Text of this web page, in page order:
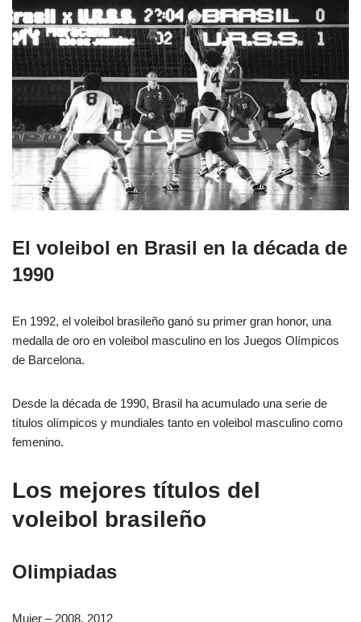
El voleibol en Brasil en la década de
1990
En 1992, el voleibol brasileño ganó su primer gran honor, una
medalla de oro en voleibol masculino en los Juegos Olímpicos
de Barcelona.
Desde la década de 1990, Brasil ha acumulado una serie de
títulos olímpicos y mundiales tanto en voleibol masculino como
femenino.
Los mejores títulos del
voleibol brasileño
Olimpiadas
Mujer – 2008, 2012